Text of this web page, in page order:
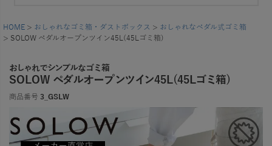
HOME おしゃれなゴミ箱・ダストボックス
おしゃれなペダル式ゴミ箱
SOLOW ペダルオープンツイン45L(45Lゴミ箱)
おしゃれでシンプルなゴミ箱
SOLOW ペダルオープンツイン45L(45Lゴミ箱)
商品番号 3_GSLW